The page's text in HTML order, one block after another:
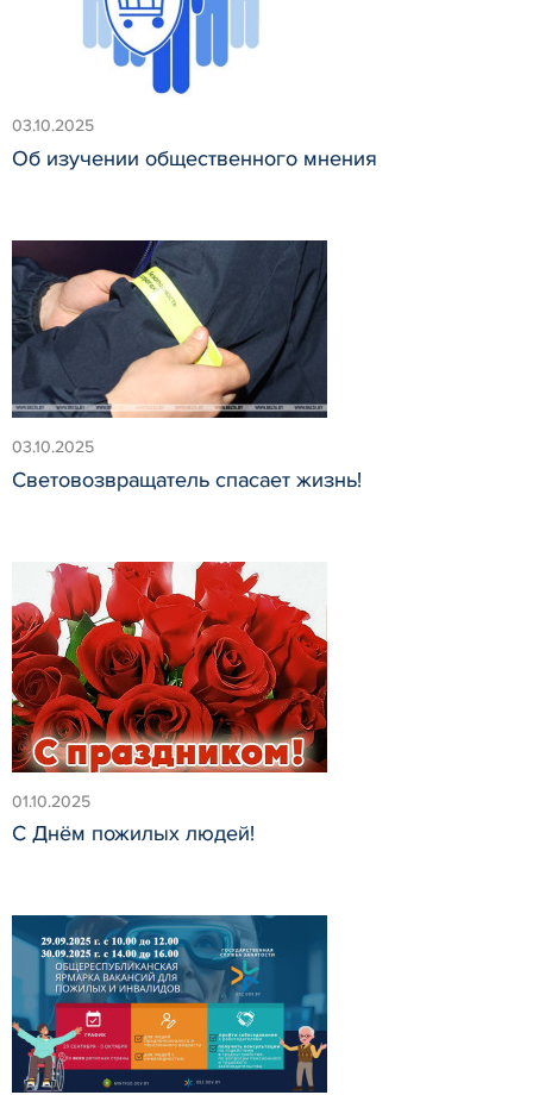
03.10.2025
Об изучении общественного мнения
03.10.2025
Световозвращатель спасает жизнь!
01.10.2025
С Днём пожилых людей!